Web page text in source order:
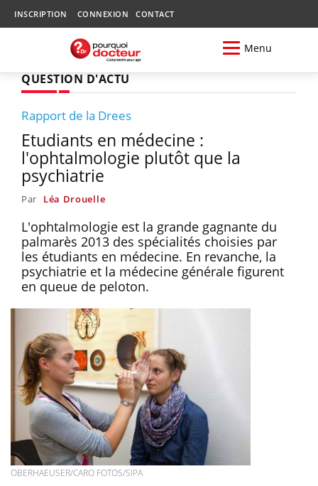
INSCRIPTION CONNEXION CONTACT
Menu
QUESTION D'ACTU
Rapport de la Drees
Etudiants en médecine :
l'ophtalmologie plutôt que la
psychiatrie
Par Léa Drouelle
L'ophtalmologie est la grande gagnante du
palmarès 2013 des spécialités choisies par
les étudiants en médecine. En revanche, la
psychiatrie et la médecine générale figurent
en queue de peloton.
OBERHAEUSER/CARO FOTOS/SIPA